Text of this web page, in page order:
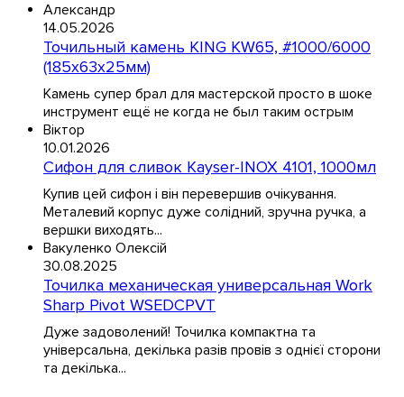
Александр
14.05.2026
Точильный камень KING KW65, #1000/6000
(185х63х25мм)
Камень супер брал для мастерской просто в шоке
инструмент ещё не когда не был таким острым
Віктор
10.01.2026
Сифон для сливок Kayser-INOX 4101, 1000мл
Купив цей сифон і він перевершив очікування.
Металевий корпус дуже солідний, зручна ручка, а
вершки виходять...
Вакуленко Олексій
30.08.2025
Точилка механическая универсальная Work
Sharp Pivot WSEDCPVT
Дуже задоволений! Точилка компактна та
універсальна, декілька разів провів з однієї сторони
та декілька...